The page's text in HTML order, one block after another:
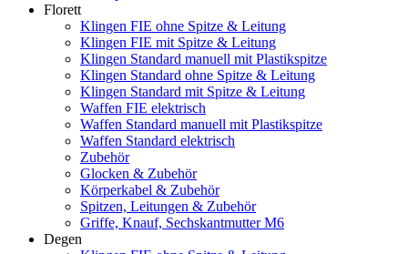
Florett
Klingen FIE ohne Spitze & Leitung
Klingen FIE mit Spitze & Leitung
Klingen Standard manuell mit Plastikspitze
Klingen Standard ohne Spitze & Leitung
Klingen Standard mit Spitze & Leitung
Waffen FIE elektrisch
Waffen Standard manuell mit Plastikspitze
Waffen Standard elektrisch
Zubehör
Glocken & Zubehör
Körperkabel & Zubehör
Spitzen, Leitungen & Zubehör
Griffe, Knauf, Sechskantmutter M6
Degen